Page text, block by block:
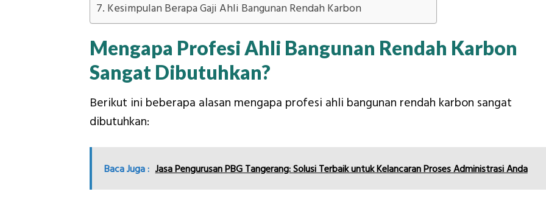
Kesimpulan Berapa Gaji Ahli Bangunan Rendah Karbon
Mengapa Profesi Ahli Bangunan Rendah Karbon
Sangat Dibutuhkan?
Berikut ini beberapa alasan mengapa profesi ahli bangunan rendah karbon sangat
dibutuhkan:
Baca Juga : Jasa Pengurusan PBG Tangerang: Solusi Terbaik untuk Kelancaran Proses Administrasi Anda